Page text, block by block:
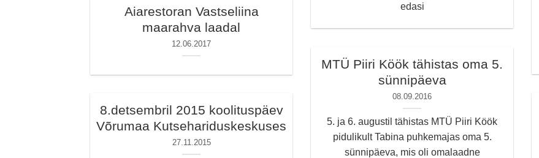
edasi
Aiarestoran Vastseliina
maarahva laadal
12.06.2017
MTÜ Piiri Köök tähistas oma 5.
sünnipäeva
08.09.2016
5. ja 6. augustil tähistas MTÜ Piiri Köök
pidulikult Tabina puhkemajas oma 5.
sünnipäeva, mis oli omalaadne
8.detsembril 2015 koolituspäev
Võrumaa Kutsehariduskeskuses
27.11.2015